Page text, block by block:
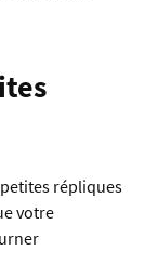
répliques
votre